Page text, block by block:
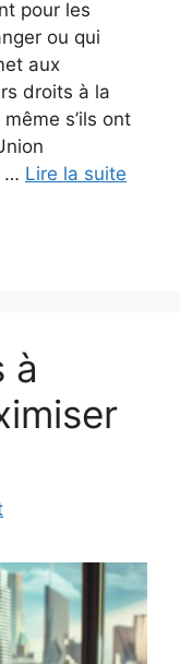
pour les
ou qui
aux
droits à la
s’ils ont
… Lire la suite
à